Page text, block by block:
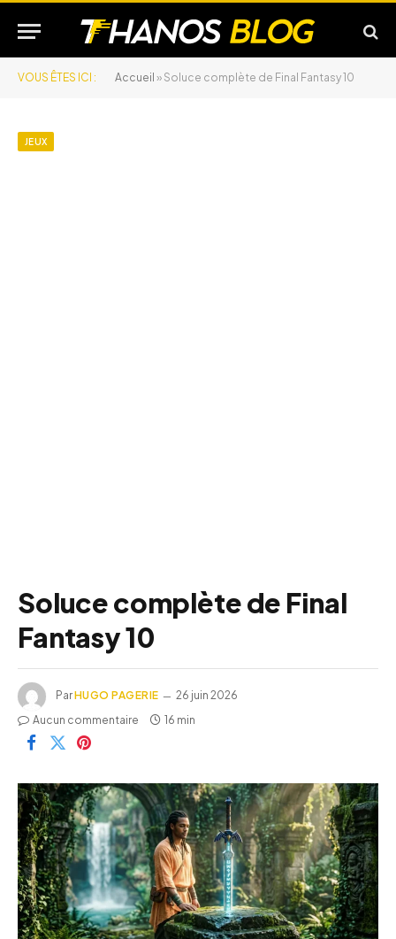
VOUS ÊTES ICI : Accueil » Soluce complète de Final Fantasy 10
JEUX
Soluce complète de Final
Fantasy 10
ParHUGO PAGERIE
26 juin 2026
Aucun commentaire
16 min